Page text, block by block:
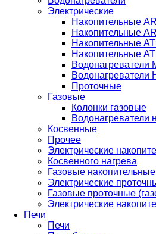
Электрические
Накопительные
Накопительные
Накопительные
Накопительные
Водонагреватели
Водонагреватели
Проточные
Газовые
Колонки газовые
Водонагреватели
Косвенные
Прочее
Электрические
Косвенного нагрева
Газовые накопительные
Электрические
Газовые проточные
Электрические
Печи
Печи